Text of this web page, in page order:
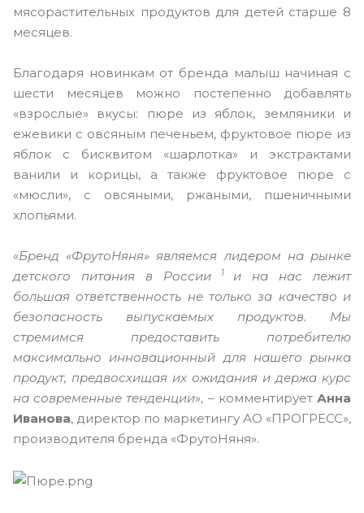
мясорастительных продуктов для детей старше 8
месяцев.
Благодаря новинкам от бренда малыш начиная с
шести месяцев можно постепенно добавлять
«взрослые» вкусы: пюре из яблок, земляники и
ежевики с овсяным печеньем, фруктовое пюре из
яблок с бисквитом «шарлотка» и экстрактами
ванили и корицы, а также фруктовое пюре с
«мюсли», с овсяными, ржаными, пшеничными
хлопьями.
«Бренд «ФрутоНяня» являемся лидером на рынке
детского питания в России1 и на нас лежит
большая ответственность не только за качество и
безопасность выпускаемых продуктов. Мы
стремимся предоставить потребителю
максимально инновационный для нашего рынка
продукт, предвосхищая их ожидания и держа курс
на современные тенденции», – комментируетАнна
Иванова, директор по маркетингу АО «ПРОГРЕСС»,
производителя бренда «ФрутоНяня».